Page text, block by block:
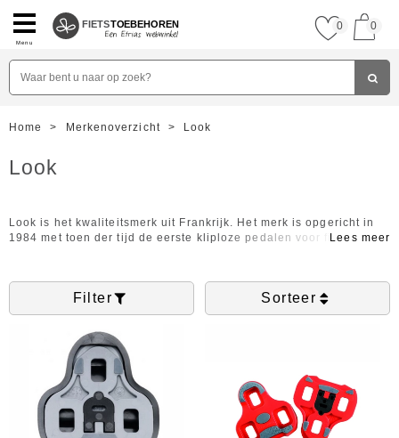
Menu
FIETSTOEBEHOREN 0 0
Home > Merkenoverzicht > Look
Look
Look is het kwaliteitsmerk uit Frankrijk. Het merk is opgericht in
1984 met toen der tijd de eerste kliploze pedalen voor fietsen. Dit
Het merk heeft hierdoor een gevestigde naam voor zichzelf
gemaakt. Look staat voor kwaliteit en duurzaamheid, waarvoor
het merk ook al meerdere prijzen heeft gewonnen zoals
bijvoorbeeld 'the Bike of the Year award' en ' the Design Star
award'. Met de producten van Look bent u verzekerd van een fijne
Filter Sorteer